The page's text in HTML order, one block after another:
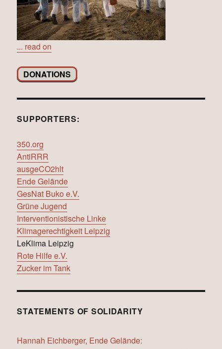
... read on
DONATIONS
SUPPORTERS:
350.org
AntiRRR
ausgeCO2hlt
Ende Gelände
GesNat Buko e.V.
Grüne Jugend
Interventionistische Linke
Klimagerechtigkeit Leipzig
LeKlima Leipzig
Rote Hilfe e.V.
Zucker im Tank
STATEMENTS OF SOLIDARITY
Hannah Eichberger, Ende Gelände: